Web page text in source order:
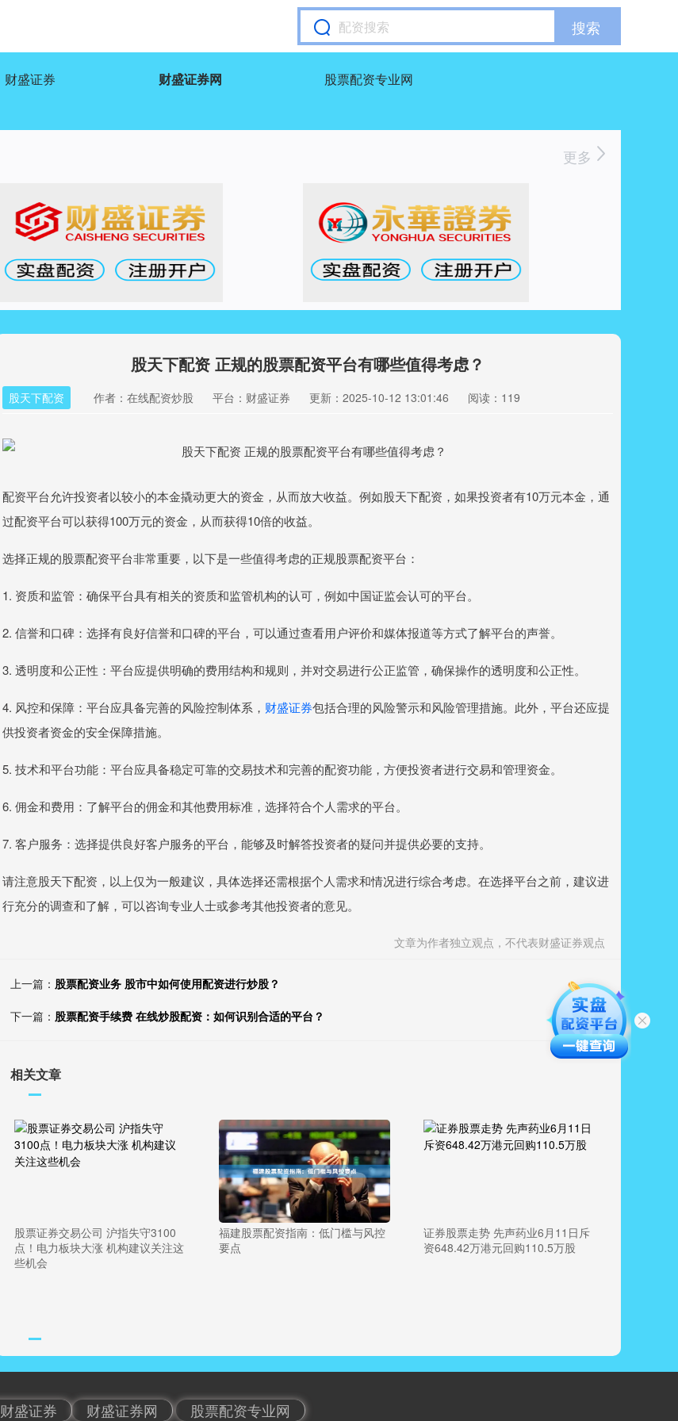
搜索
财盛证券 财盛证券网 股票配资专业网
更多
股天下配资 正规的股票配资平台有哪些值得考虑？
股天下配资 作者：在线配资炒股 平台：财盛证券 更新：2025-10-12 13:01:46 阅读：119
配资平台允许投资者以较小的本金撬动更大的资金，从而放大收益。例如股天下配资，如果投资者有10万元本金，通
过配资平台可以获得100万元的资金，从而获得10倍的收益。
选择正规的股票配资平台非常重要，以下是一些值得考虑的正规股票配资平台：
1. 资质和监管：确保平台具有相关的资质和监管机构的认可，例如中国证监会认可的平台。
2. 信誉和口碑：选择有良好信誉和口碑的平台，可以通过查看用户评价和媒体报道等方式了解平台的声誉。
3. 透明度和公正性：平台应提供明确的费用结构和规则，并对交易进行公正监管，确保操作的透明度和公正性。
4. 风控和保障：平台应具备完善的风险控制体系， 财盛证券包括合理的风险警示和风险管理措施。此外，平台还应提
供投资者资金的安全保障措施。
5. 技术和平台功能：平台应具备稳定可靠的交易技术和完善的配资功能，方便投资者进行交易和管理资金。
6. 佣金和费用：了解平台的佣金和其他费用标准，选择符合个人需求的平台。
7. 客户服务：选择提供良好客户服务的平台，能够及时解答投资者的疑问并提供必要的支持。
请注意股天下配资，以上仅为一般建议，具体选择还需根据个人需求和情况进行综合考虑。在选择平台之前，建议进
行充分的调查和了解，可以咨询专业人士或参考其他投资者的意见。
文章为作者独立观点，不代表财盛证券观点
上一篇： 股票配资业务 股市中如何使用配资进行炒股？
下一篇： 股票配资手续费 在线炒股配资：如何识别合适的平台？
相关文章
股票证券交易公司 沪指失守3100
点！电力板块大涨 机构建议关注这
些机会
福建股票配资指南：低门槛与风控
要点
证券股票走势 先声药业6月11日斥
资648.42万港元回购110.5万股
财盛证券 财盛证券网 股票配资专业网